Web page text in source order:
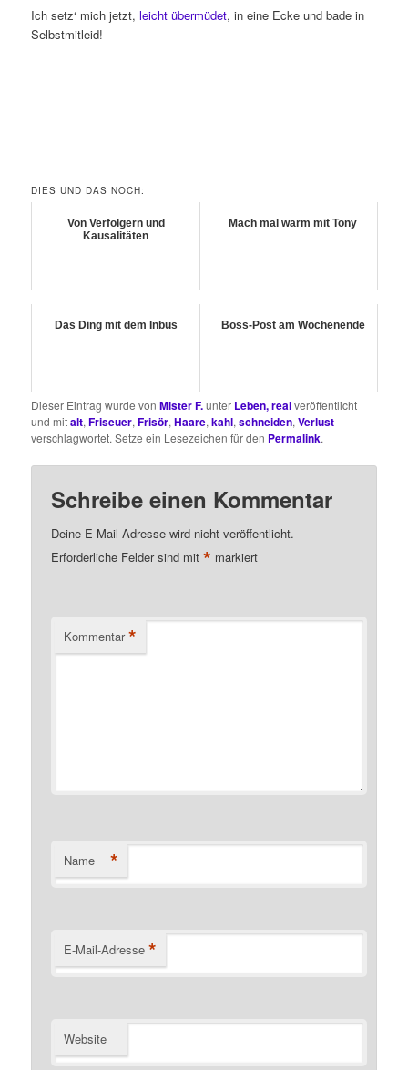
Ich setz‘ mich jetzt,leicht übermüdet, in eine Ecke und bade in
Selbstmitleid!
DIES UND DAS NOCH:
Von Verfolgern und
Kausalitäten
Mach mal warm mit Tony
Das Ding mit dem Inbus Boss-Post am Wochenende
Dieser Eintrag wurde vonMister F.unter Leben, realveröffentlicht
und mitalt,Friseuer,Frisör,Haare,kahl,schneiden,Verlust
verschlagwortet. Setze ein Lesezeichen für den Permalink.
Schreibe einen Kommentar
Deine E-Mail-Adresse wird nicht veröffentlicht.
Erforderliche Felder sind mit* markiert
Kommentar *
Name *
E-Mail-Adresse *
Website